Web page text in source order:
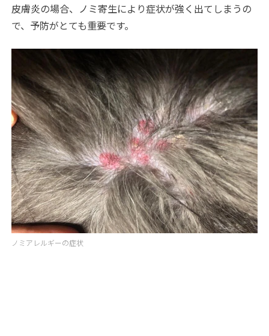
皮膚炎の場合、ノミ寄生により症状が強く出てしまうの
で、予防がとても重要です。
ノミアレルギーの症状